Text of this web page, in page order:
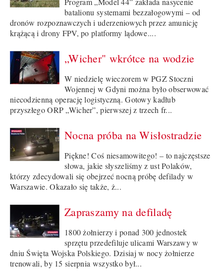
batalionu systemami bezzałogowymi – od
dronów rozpoznawczych i uderzeniowych przez amunicję
krążącą i drony FPV, po platformy lądowe....
„Wicher" wkrótce na wodzie
W niedzielę wieczorem w PGZ Stoczni
Wojennej w Gdyni można było obserwować
niecodzienną operację logistyczną. Gotowy kadłub
przyszłego ORP „Wicher”, pierwszej z trzech fr...
Nocna próba na Wisłostradzie
Piękne! Coś niesamowitego! – to najczęstsze
słowa, jakie słyszeliśmy z ust Polaków,
którzy zdecydowali się obejrzeć nocną próbę defilady w
Warszawie. Okazało się także, ż...
Zapraszamy na defiladę
1800 żołnierzy i ponad 300 jednostek
sprzętu przedefiluje ulicami Warszawy w
dniu Święta Wojska Polskiego. Dzisiaj w nocy żołnierze
trenowali, by 15 sierpnia wszystko był...